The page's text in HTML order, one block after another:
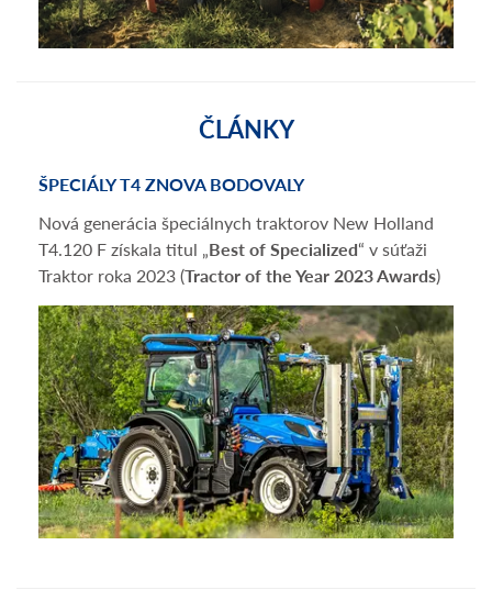
ČLÁNKY
ŠPECIÁLY T4 ZNOVA BODOVALY
Nová generácia špeciálnych traktorov New Holland
T4.120 F získala titul „Best of Specialized“ v súťaži
Traktor roka 2023 (Tractor of the Year 2023 Awards)